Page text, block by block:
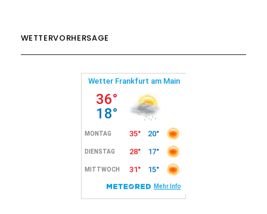
WETTERVORHERSAGE